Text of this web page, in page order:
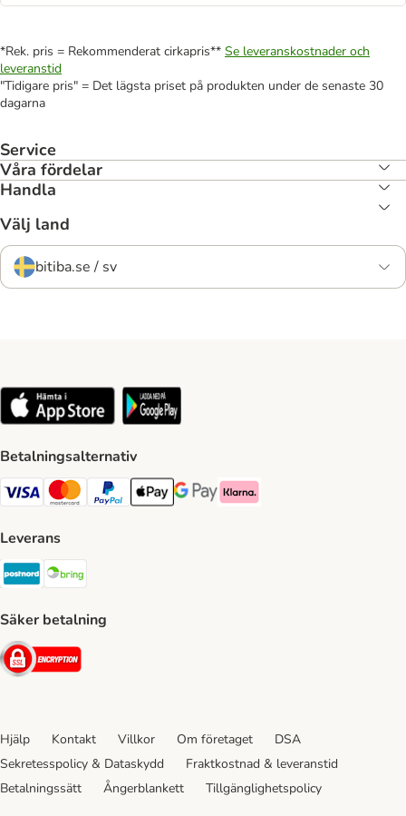
*Rek. pris = Rekommenderat cirkapris** Se leveranskostnader och
leveranstid
"Tidigare pris" = Det lägsta priset på produkten under de senaste 30
dagarna
Service
Våra fördelar
Handla
Välj land
bitiba.se / sv
Betalningsalternativ
VISA Payment Method
Mastercard Payment Method
Paypal Payment Method
Apple Pay Payment Method
Google Pay Payment Method
Klarna Payment Method
Leverans
Postnord Shipping Method
Säker betalning
Security
Hjälp Kontakt Villkor Om företaget
DSA
Sekretesspolicy & Dataskydd
Fraktkostnad & leveranstid
Betalningssätt
Ångerblankett Tillgänglighetspolicy